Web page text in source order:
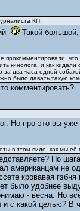
КП.
Такой большой,
прокомментировали,
кинолога, и как
за два часа одной
было давать такую
комментировать?
Но про это вы
в ттом виде, как мы её
По
американцам не
кровавая
было удобнее
- весна. Но
и с какой целью? В